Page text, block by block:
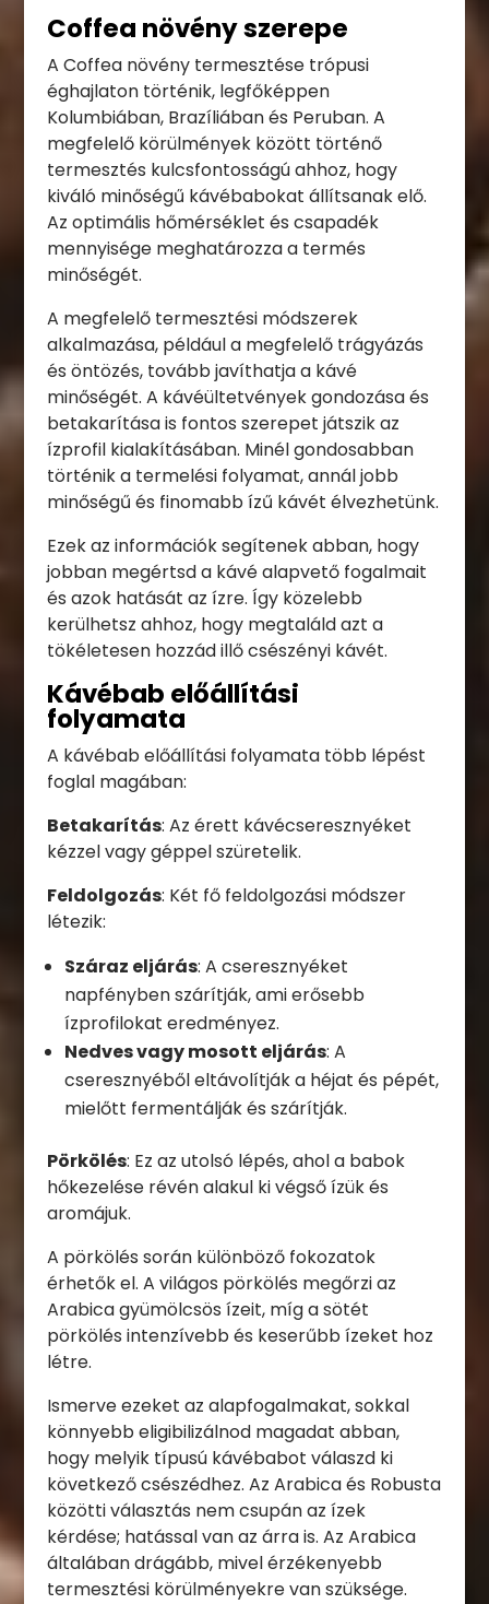
Coffea növény szerepe
A Coffea növény termesztése trópusi
éghajlaton történik, legfőképpen
Kolumbiában, Brazíliában és Peruban. A
megfelelő körülmények között történő
termesztés kulcsfontosságú ahhoz, hogy
kiváló minőségű kávébabokat állítsanak elő.
Az optimális hőmérséklet és csapadék
mennyisége meghatározza a termés
minőségét.
A megfelelő termesztési módszerek
alkalmazása, például a megfelelő trágyázás
és öntözés, tovább javíthatja a kávé
minőségét. A kávéültetvények gondozása és
betakarítása is fontos szerepet játszik az
ízprofil kialakításában. Minél gondosabban
történik a termelési folyamat, annál jobb
minőségű és finomabb ízű kávét élvezhetünk.
Ezek az információk segítenek abban, hogy
jobban megértsd a kávé alapvető fogalmait
és azok hatását az ízre. Így közelebb
kerülhetsz ahhoz, hogy megtaláld azt a
tökéletesen hozzád illő csészényi kávét.
Kávébab előállítási
folyamata
A kávébab előállítási folyamata több lépést
foglal magában:
Betakarítás: Az érett kávécseresznyéket
kézzel vagy géppel szüretelik.
Feldolgozás: Két fő feldolgozási módszer
létezik:
Száraz eljárás: A cseresznyéket
napfényben szárítják, ami erősebb
ízprofilokat eredményez.
Nedves vagy mosott eljárás: A
cseresznyéből eltávolítják a héjat és pépét,
mielőtt fermentálják és szárítják.
Pörkölés: Ez az utolsó lépés, ahol a babok
hőkezelése révén alakul ki végső ízük és
aromájuk.
A pörkölés során különböző fokozatok
érhetők el. A világos pörkölés megőrzi az
Arabica gyümölcsös ízeit, míg a sötét
pörkölés intenzívebb és keserűbb ízeket hoz
létre.
Ismerve ezeket az alapfogalmakat, sokkal
könnyebb eligibilizálnod magadat abban,
hogy melyik típusú kávébabot válaszd ki
következő csészédhez. Az Arabica és Robusta
közötti választás nem csupán az ízek
kérdése; hatással van az árra is. Az Arabica
általában drágább, mivel érzékenyebb
termesztési körülményekre van szüksége.